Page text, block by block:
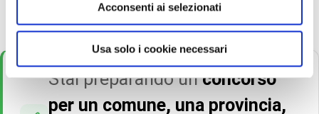
Acconsenti ai selezionati
Usa solo i cookie necessari
Stai preparando unconcorso
per un comune, una provincia,